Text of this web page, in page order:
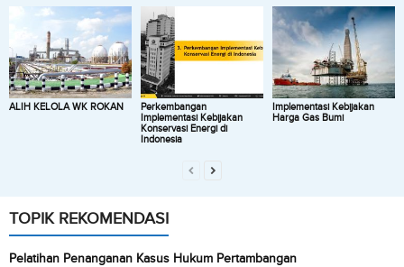
ALIH KELOLA WK ROKAN
Perkembangan
Implementasi Kebijakan
Konservasi Energi di
Indonesia
Implementasi Kebijakan
Harga Gas Bumi
TOPIK REKOMENDASI
Pelatihan Penanganan Kasus Hukum Pertambangan